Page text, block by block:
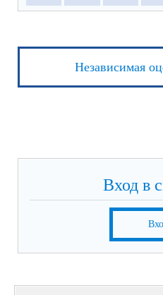
Независимая
Вход в